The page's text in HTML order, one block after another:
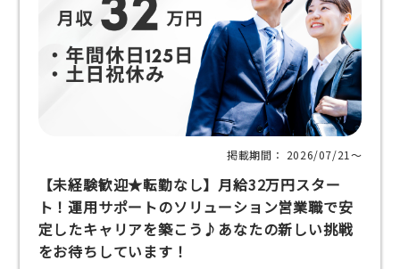
掲載期間： 2026/07/21〜
【未経験歓迎★転勤なし】月給32万円スター
ト！運用サポートのソリューション営業職で安
定したキャリアを築こう♪あなたの新しい挑戦
をお待ちしています！